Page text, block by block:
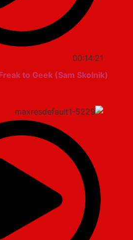
00:14:21
From Freak to Geek (Sam Skolnik)